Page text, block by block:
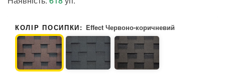
КОЛІР ПОСИПКИ: Effect Червоно-коричневий